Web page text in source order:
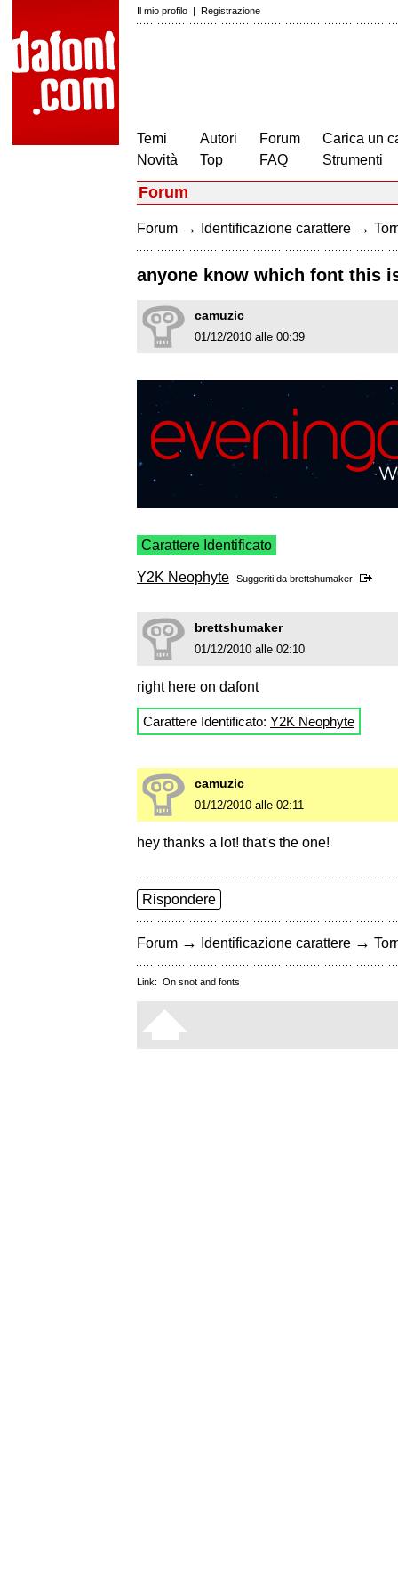
Il mio profilo | Registrazione
Temi
Novità
Autori
Top
Forum
FAQ
Carica un
Strumenti
Forum
Forum → Identificazione carattere →
anyone know which font this
camuzic
01/12/2010 alle 00:39
Carattere Identificato
Y2K Neophyte Suggeriti da brettshumaker
brettshumaker
01/12/2010 alle 02:10
right here on dafont
Carattere Identificato: Y2K Neophyte
camuzic
01/12/2010 alle 02:11
hey thanks a lot! that's the one!
Rispondere
Forum → Identificazione carattere →
Link: On snot and fonts